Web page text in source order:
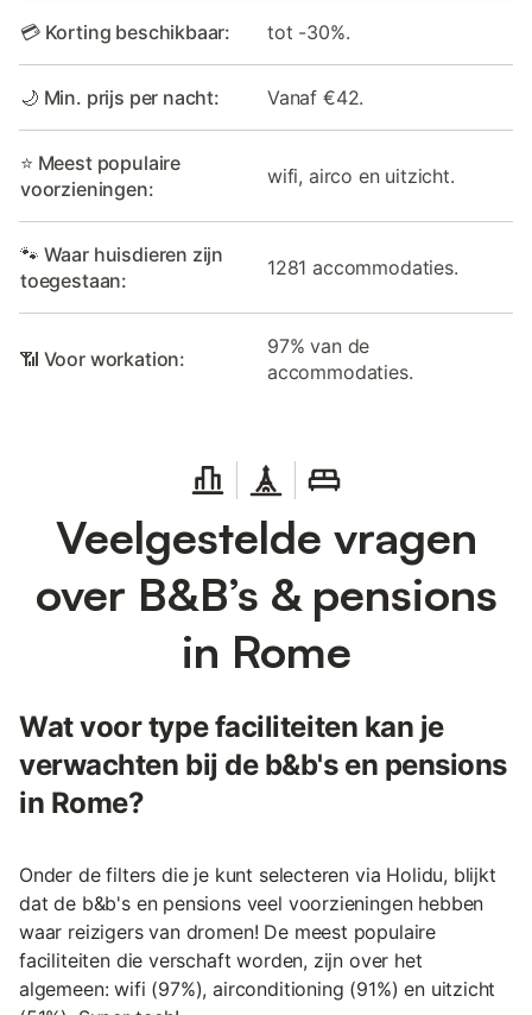
💳 Korting beschikbaar: tot -30%.
🌙 Min. prijs per nacht: Vanaf €42.
⭐ Meest populaire
voorzieningen:
wifi, airco en uitzicht.
🐾 Waar huisdieren zijn
toegestaan:
1281 accommodaties.
📶 Voor workation:
97% van de
accommodaties.
Veelgestelde vragen
over B&B’s & pensions
in Rome
Wat voor type faciliteiten kan je
verwachten bij de b&b's en pensions
in Rome?
Onder de filters die je kunt selecteren via Holidu, blijkt
dat de b&b's en pensions veel voorzieningen hebben
waar reizigers van dromen! De meest populaire
faciliteiten die verschaft worden, zijn over het
algemeen: wifi (97%), airconditioning (91%) en uitzicht